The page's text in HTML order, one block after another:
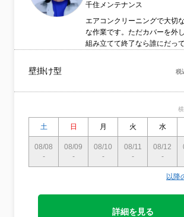
千住メンテナンス
エアコンクリーニングで大切
な作業です。ただカバーを外
組み立てて終了なら誰にだっ
ンスでは、様々なノウハウか
種類に及ぶチェック項目に基
数多くの同業者ネットワーク
のご注文も短時間でクリーニ
り〕夏場のご予約は非常に困
ので、お早めにご予約くださ
壁掛け型 税
土 日 月 火 水
08/08
-
08/09
-
08/10
-
08/11
-
08/12
-
以降
詳細を見る